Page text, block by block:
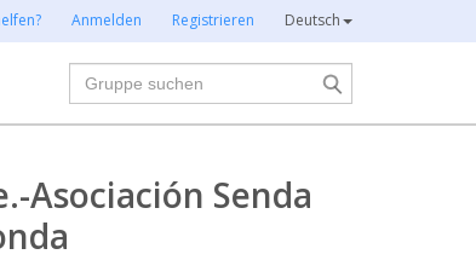
Anmelden Registrieren Deutsch
Suche
Asociación Senda